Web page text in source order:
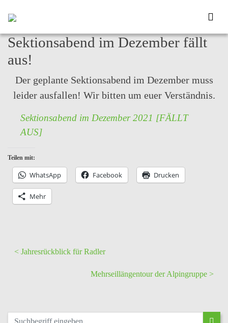
Sektionsabend im Dezember fällt
aus!
Der geplante Sektionsabend im Dezember muss
leider ausfallen! Wir bitten um euer Verständnis.
Sektionsabend im Dezember 2021 [FÄLLT
AUS]
Teilen mit:
WhatsApp Facebook Drucken
Mehr
< Jahresrückblick für Radler
Mehrseillängentour der Alpingruppe >